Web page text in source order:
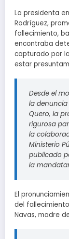
La presidenta
Rodríguez,
fallecimiento,
encontraba
capturado por
estar
Desde el
la denuncia
Quero, la
rigurosa
la
Ministerio
publicado
la
El
del
Navas, madre